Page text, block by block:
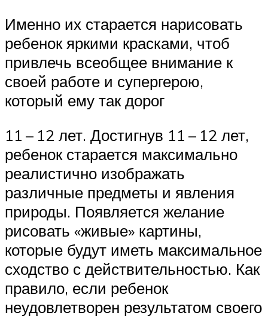
Именно их старается нарисовать
ребенок яркими красками, чтоб
привлечь всеобщее внимание к
своей работе и супергерою,
который ему так дорог
11 – 12 лет. Достигнув 11 – 12 лет,
ребенок старается максимально
реалистично изображать
различные предметы и явления
природы. Появляется желание
рисовать «живые» картины,
которые будут иметь максимальное
сходство с действительностью. Как
правило, если ребенок
неудовлетворен результатом своего